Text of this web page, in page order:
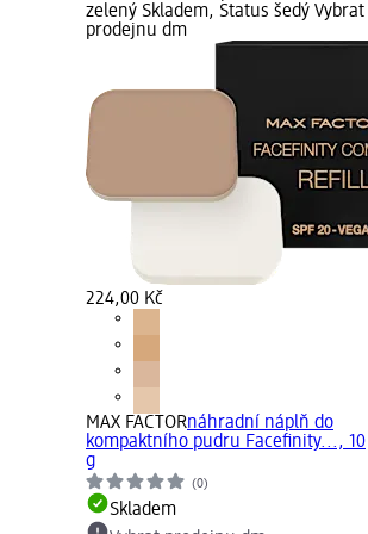
zelený Skladem, Status šedý Vybrat
prodejnu dm
224,00 Kč
MAX FACTORnáhradní náplň do
kompaktního pudru Facefinity..., 10
g
(0)
Skladem